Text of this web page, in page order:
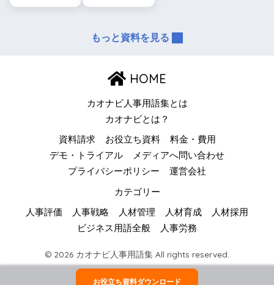
もっと資料を見る
HOME
カオナビ人事用語集とは
カオナビとは？
資料請求 お役立ち資料
料金・費用
デモ・トライアル
メディアへ問い合わせ
プライバシーポリシー
運営会社
カテゴリー
人事評価 人事戦略 人材管理 人材育成
人材採用
ビジネス用語全般
人事労務
© 2026 カオナビ人事用語集 All rights reserved.
お役立ち資料ダウンロード